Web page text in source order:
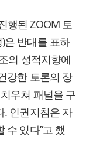
행된 ZOOM 토
은 반대를 표하
의 성적지향에
강한 토론의 장
우쳐 패널을 구
. 인권지침은 자
수 있다”고 했